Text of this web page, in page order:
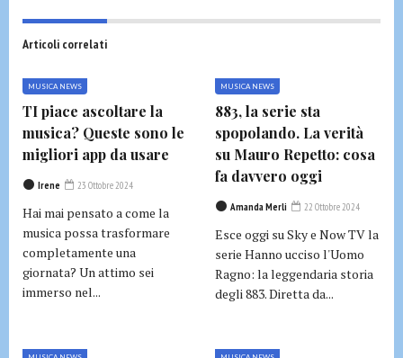
Articoli correlati
MUSICA NEWS
TI piace ascoltare la
musica? Queste sono le
migliori app da usare
Irene 23 Ottobre 2024
Hai mai pensato a come la
musica possa trasformare
completamente una
giornata? Un attimo sei
immerso nel...
MUSICA NEWS
883, la serie sta
spopolando. La verità
su Mauro Repetto: cosa
fa davvero oggi
Amanda Merli 22 Ottobre 2024
Esce oggi su Sky e Now TV la
serie Hanno ucciso l'Uomo
Ragno: la leggendaria storia
degli 883. Diretta da...